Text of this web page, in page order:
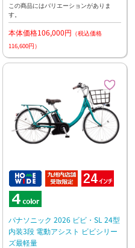
この商品にはバリエーションがありま
す。
本体価格106,000円 （税込価格
116,600円）
パナソニック 2026 ビビ・SL 24型
内装3段 電動アシスト ビビシリー
ズ最軽量